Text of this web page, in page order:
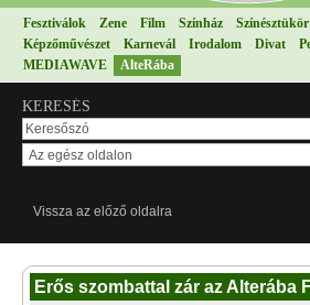
Fesztiválok Zene Film Színház Színésztükör
Képzőművészet
Karnevál Irodalom Divat
MEDIAWAVE
AlteRába
KERESÉS
Vissza az előző oldalra
Erős szombattal zár az Alterába